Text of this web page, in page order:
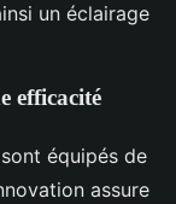
un éclairage
efficacité
équipés de
assure